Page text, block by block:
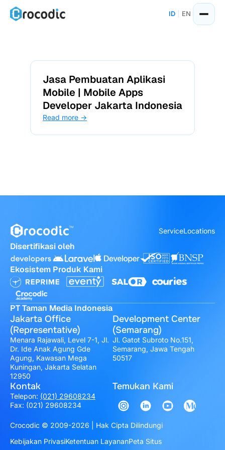
Skip
ID EN
Jasa Pembuatan Aplikasi
Mobile | Mobile Apps
Developer Jakarta Indonesia
Read more →
ServiceLocations
Disertifikasi oleh
Ekosistem Produk Kami
PT Taman Media Indonesia
Jakarta Office
(Representative)
Menara Rajawali, Level 7-1, Jl.
Dr. Ide Anak Agung Gde
Agung, Kawasan Mega
Kuningan, Jakarta Selatan
12950
Development Center
(Semarang)
Jl. Gatot Subroto No.151,
Semarang, Jawa Tengah
50517
Kontak
Telepon: (021) 29608234
Fax: (021) 29608234
Temukan Kami
Crocodic © 2009-2026 | Hak Cipta Dilindungi
Kebijakan PrivasiKetentuan LayananPeta Situs